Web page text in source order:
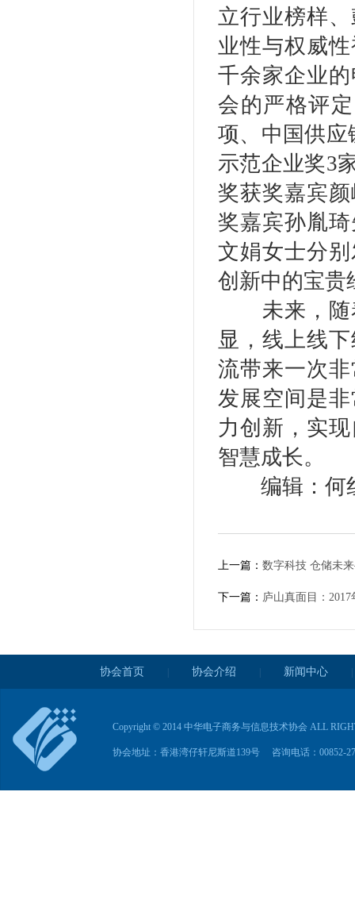
立行业榜样
业性与权威
千余家企业
会的严格评
项、中国供应
示范企业奖3
奖获奖嘉宾
奖嘉宾孙胤
文娟女士分
创新中的宝贵
未来，随着
显，线上线
流带来一次
发展空间是
力创新，实
智慧成长。
编辑：何
上一篇： 数字科技 仓储未
下一篇： 庐山真面目：
协会首页 协会介绍 新闻中心
Copyright © 2014 中华电子商务与信息技术协会 ALL
协会地址：香港湾仔轩尼斯道139号 咨询电话：00852-